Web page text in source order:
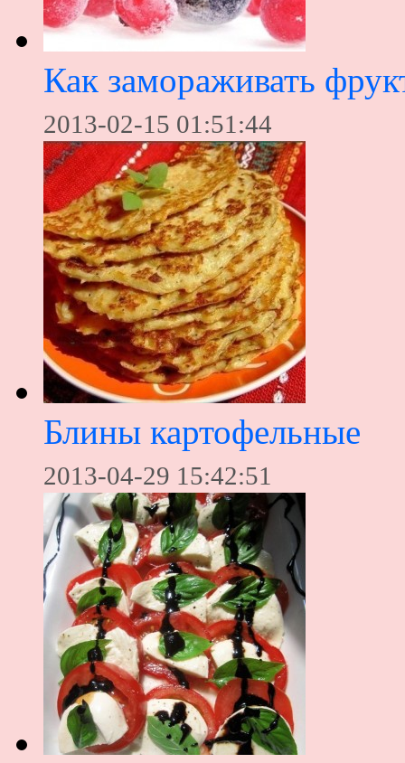
Как замораживать
2013-02-15 01:51:44
Блины картофельные
2013-04-29 15:42:51